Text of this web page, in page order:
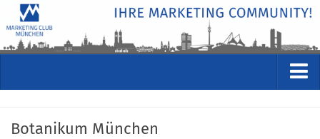
Kommende Veranstaltungen
Botanikum München